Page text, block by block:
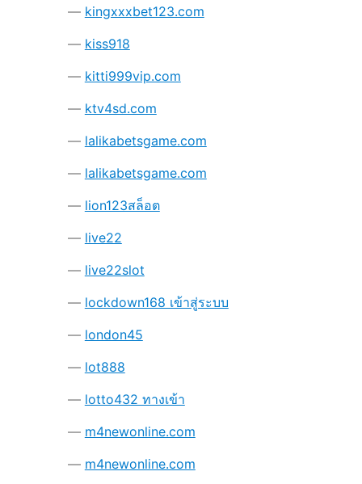
kingxxxbet123.com
kiss918
kitti999vip.com
ktv4sd.com
lalikabetsgame.com
lalikabetsgame.com
lion123สล็อต
live22
live22slot
lockdown168 เข้าสู่ระบบ
london45
lot888
lotto432 ทางเข้า
m4newonline.com
m4newonline.com